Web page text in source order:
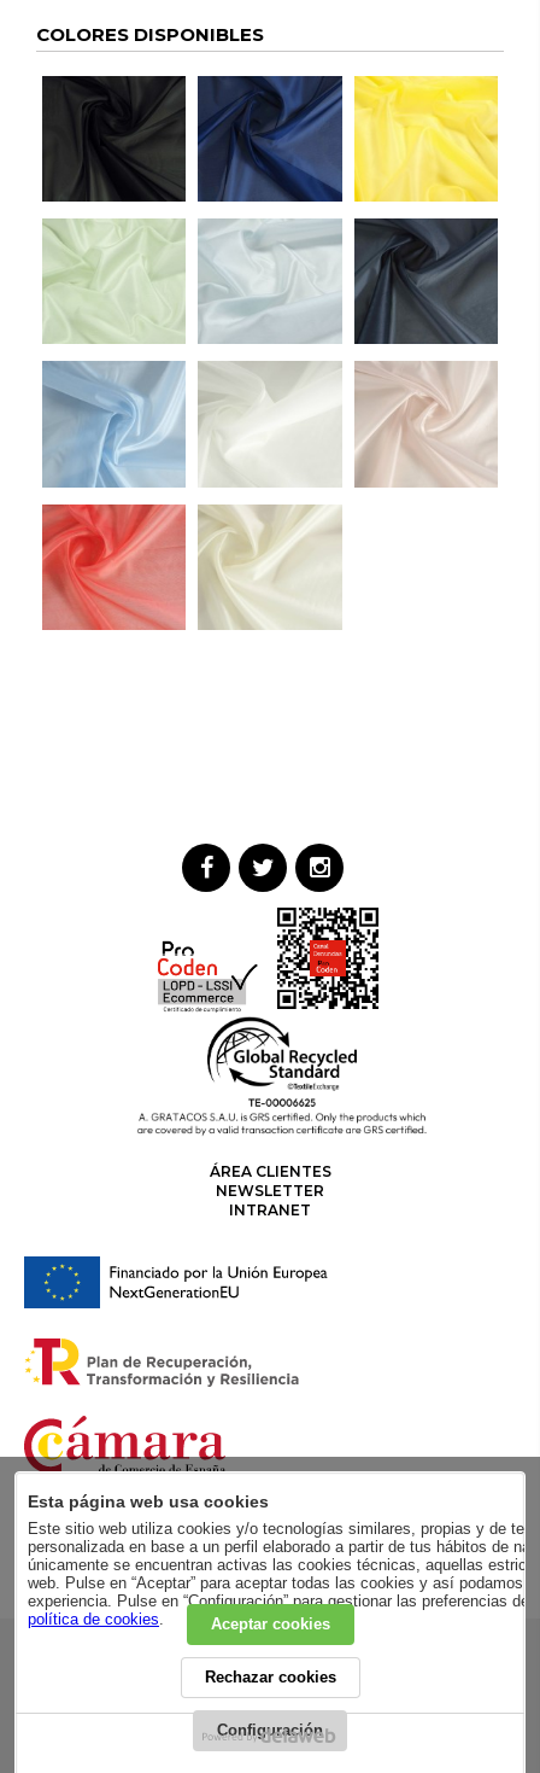
COLORES DISPONIBLES
ÁREA CLIENTES
NEWSLETTER
INTRANET
RSC
AVISO LEGAL
ADVERTENCIA LEGAL
CONDICIONES GENERALES
Esta página web usa cookies
Este sitio web utiliza cookies y/o tecnologías similares, propias y de
personalizada en base a un perfil elaborado a partir de tus hábitos de
únicamente se encuentran activas las cookies técnicas, aquellas
web. Pulse en “Aceptar” para aceptar todas las cookies y así podamos
experiencia. Pulse en “Configuración” para gestionar las preferencias
política de cookies. Aceptar cookies
Rechazar cookies
Configuración